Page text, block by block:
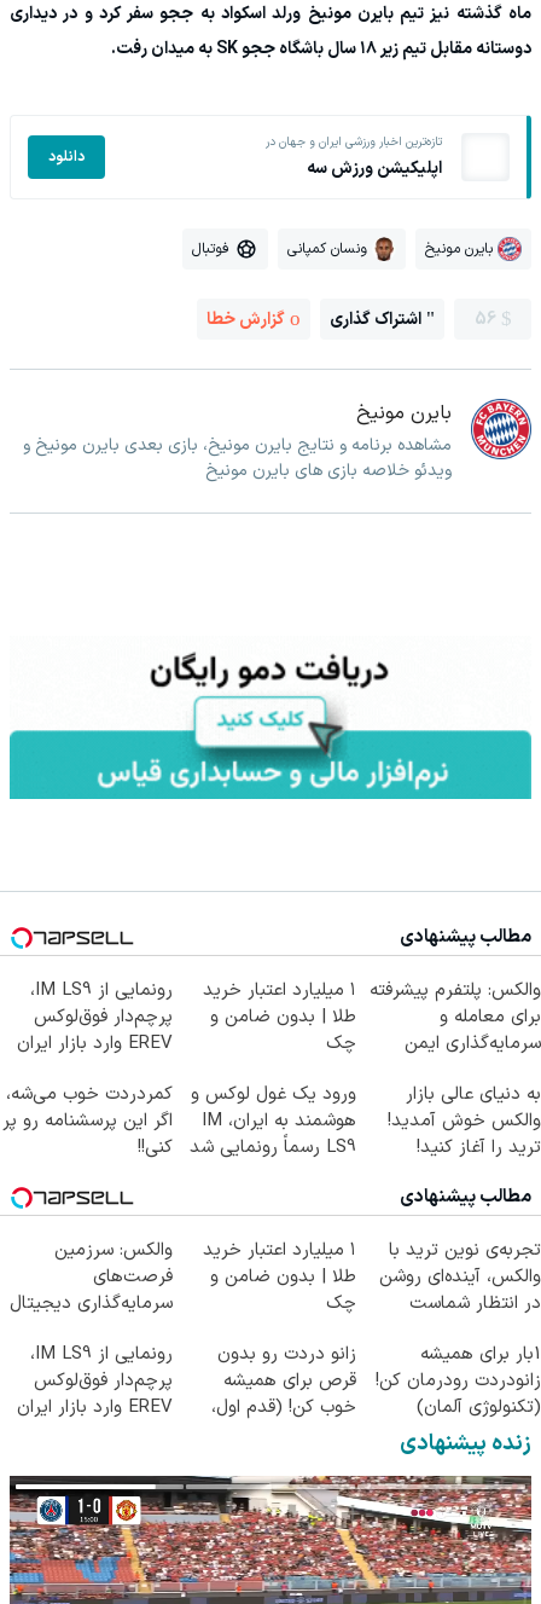
ماه گذشته نیز تیم بایرن مونیخ ورلد اسکواد به ججو سفر کرد و در دیداری
دوستانه مقابل تیم زیر ۱۸ سال باشگاه ججو SK به میدان رفت.
تازه‌ترین اخبار ورزشی ایران و جهان در
اپلیکیشن ورزش سه دانلود
بایرن مونیخ ونسان کمپانی فوتبال
56 اشتراک گذاری گزارش خطا
بایرن مونیخ
مشاهده برنامه و نتایج بایرن مونیخ، بازی بعدی بایرن مونیخ و
ویدئو خلاصه بازی های بایرن مونیخ
مطالب پیشنهادی
والکس: پلتفرم پیشرفته
برای معامله و
سرمایه‌گذاری ایمن
۱ میلیارد اعتبار خرید
طلا | بدون ضامن و
چک
رونمایی از IM LS9،
پرچم‌دار فوق‌لوکس
EREV وارد بازار ایران
به دنیای عالی بازار
والکس خوش آمدید!
ترید را آغاز کنید!
ورود یک غول لوکس و
هوشمند به ایران، IM
LS9 رسماً رونمایی شد
کمردردت خوب می‌شه،
اگر این پرسشنامه رو پر
کنی!!
مطالب پیشنهادی
تجربه‌ی نوین ترید با
والکس، آینده‌ای روشن
در انتظار شماست
۱ میلیارد اعتبار خرید
طلا | بدون ضامن و
چک
والکس: سرزمین
فرصت‌های
سرمایه‌گذاری دیجیتال
1بار برای همیشه
زانودردت رودرمان کن!
(تکنولوژی آلمان)
◂پرسشنامه▸
زانو دردت رو بدون
قرص برای همیشه
خوب کن! (قدم اول،
رونمایی از IM LS9،
پرچم‌دار فوق‌لوکس
EREV وارد بازار ایران
زنده پیشنهادی